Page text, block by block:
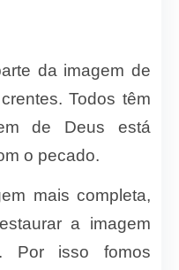
da imagem de
Todos têm
de Deus está
o pecado.
mais completa,
a imagem
Por isso fomos